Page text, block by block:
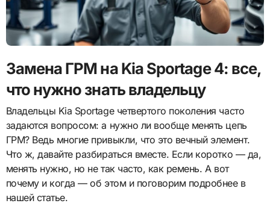
Замена ГРМ на Kia Sportage 4: все,
что нужно знать владельцу
Владельцы Kia Sportage четвертого поколения часто
задаются вопросом: а нужно ли вообще менять цепь
ГРМ? Ведь многие привыкли, что это вечный элемент.
Что ж, давайте разбираться вместе. Если коротко — да,
менять нужно, но не так часто, как ремень. А вот
почему и когда — об этом и поговорим подробнее в
нашей статье.